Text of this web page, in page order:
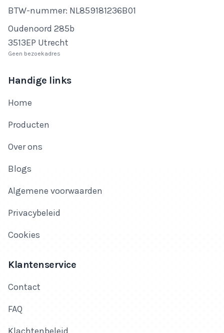
Btw-nummer
BTW-nummer: NL859181236B01
Adres
Oudenoord 285b
3513EP Utrecht
Geen bezoekadres
Handige links
Home
Producten
Over ons
Blogs
Algemene voorwaarden
Privacybeleid
Cookies
Klantenservice
Contact
FAQ